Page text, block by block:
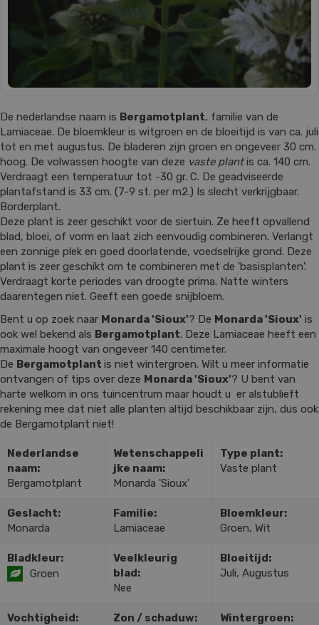
De nederlandse naam is Bergamotplant, familie van de
Lamiaceae. De bloemkleur is witgroen en de bloeitijd is van ca. juli
tot en met augustus. De bladeren zijn groen en ongeveer 30 cm.
hoog. De volwassen hoogte van deze vaste plantis ca. 140 cm.
Verdraagt een temperatuur tot -30 gr. C. De geadviseerde
plantafstand is 33 cm. (7-9 st. per m2.) Is slecht verkrijgbaar.
Borderplant.
Deze plant is zeer geschikt voor de siertuin. Ze heeft opvallend
blad, bloei, of vorm en laat zich eenvoudig combineren. Verlangt
een zonnige plek en goed doorlatende, voedselrijke grond. Deze
plant is zeer geschikt om te combineren met de 'basisplanten'.
Verdraagt korte periodes van droogte prima. Natte winters
daarentegen niet. Geeft een goede snijbloem.
Bent u op zoek naar Monarda 'Sioux'? De Monarda 'Sioux' is
ook wel bekend als Bergamotplant. Deze Lamiaceae heeft een
maximale hoogt van ongeveer 140 centimeter.
De Bergamotplant is niet wintergroen. Wilt u meer informatie
ontvangen of tips over deze Monarda 'Sioux'? U bent van
harte welkom in ons tuincentrum maar houdt u er alstublieft
rekening mee dat niet alle planten altijd beschikbaar zijn, dus ook
de Bergamotplant niet!
Nederlandse
naam:
Bergamotplant
Wetenschappeli
jke naam:
Monarda 'Sioux'
Type plant:
Vaste plant
Geslacht:
Monarda
Familie:
Lamiaceae
Bloemkleur:
Groen, Wit
Bladkleur:
Groen
Veelkleurig
blad:
Nee
Bloeitijd:
Juli, Augustus
Vochtigheid:
Zon / schaduw:
Wintergroen: